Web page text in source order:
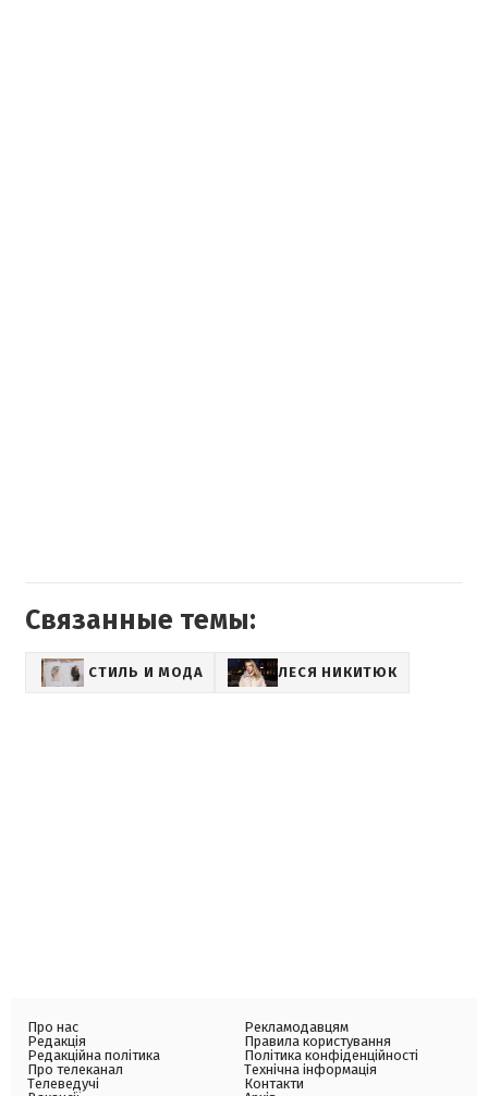
Связанные темы:
СТИЛЬ И МОДА ЛЕСЯ НИКИТЮК
Про нас
Редакція
Редакційна політика
Про телеканал
Телеведучі
Рекламодавцям
Правила користування
Політика конфіденційності
Технічна інформація
Контакти